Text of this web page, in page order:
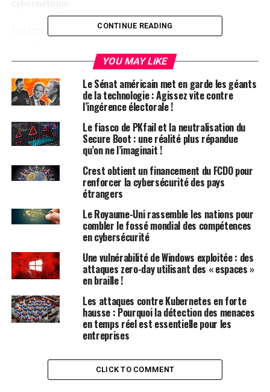
Parametrix, une entreprise spécialisée dans la
la perte totale pour les 25 % des entreprises du Fortune
500 touchées (à l’exception de Microsoft) à un montant
colossal de 5,4 milliards de dollars.
Selon Parametrix, la majorité de cette facture sera à la
charge des entreprises elles-mêmes : « La part de la
perte couverte par les polices d’assurance cybernétique
ne dépassera probablement pas 10 à 20 %, en raison des
fortes rétentions de risque de nombreuses entreprises
et des limites de police relativement faibles par rapport
aux pertes potentielles dues aux pannes. »
Quand le système s’effondre
Dans un scénario à fort impact comme celui de
CrowdStrike, les entreprises subissent des coûts pour
diverses raisons. Les experts soulignent la perte de
revenus due aux temps d’arrêt, l’augmentation des
dépenses opérationnelles et les coûts de remédiation,
« Les coûts proviennent principalement de la perte de
transactions en raison de l’indisponibilité des systèmes
CONTINUE READING
YOU MAY LIKE
Le Sénat américain met en garde les géants
de la technologie : Agissez vite contre
l’ingérence électorale !
Le fiasco de PKfail et la neutralisation du
Secure Boot : une réalité plus répandue
qu’on ne l’imaginait !
Crest obtient un financement du FCDO pour
renforcer la cybersécurité des pays
étrangers
Le Royaume-Uni rassemble les nations pour
combler le fossé mondial des compétences
en cybersécurité
Une vulnérabilité de Windows exploitée : des
attaques zero-day utilisant des « espaces »
en braille !
Les attaques contre Kubernetes en forte
hausse : Pourquoi la détection des menaces
en temps réel est essentielle pour les
entreprises
CLICK TO COMMENT